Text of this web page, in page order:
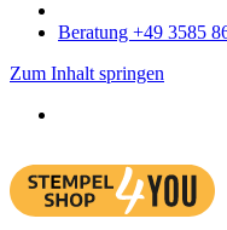
Bera­tung +49 3585
Zum Inhalt springen